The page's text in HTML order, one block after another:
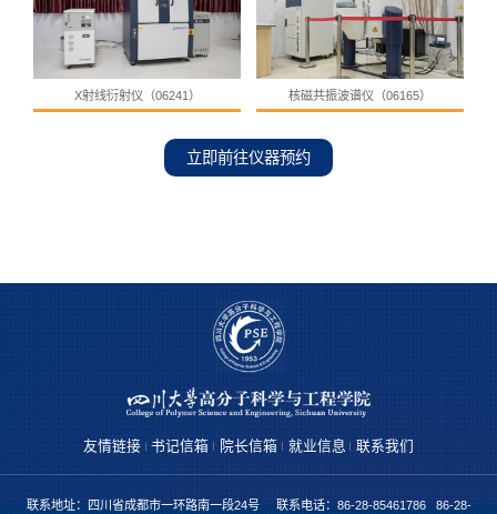
X射线衍射仪（06241） 核磁共振波谱仪（06165）
立即前往仪器预约
友情链接 书记信箱 院长信箱 就业信息 联系我们
联系地址：四川省成都市一环路南一段24号 联系电话：86-28-85461786 86-28-